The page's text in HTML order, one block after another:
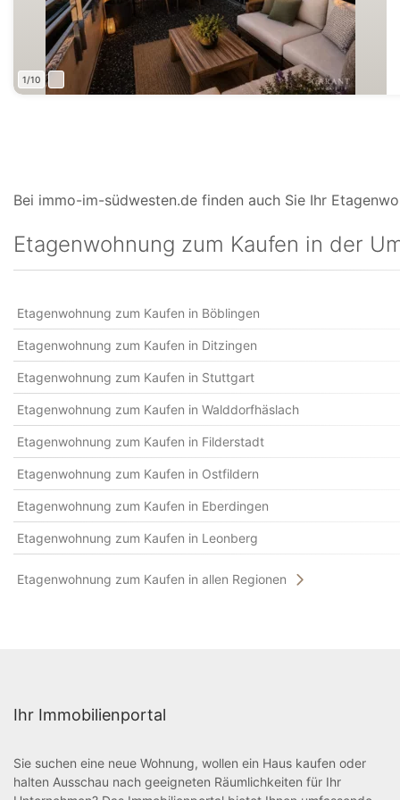
1/10
Bei immo-im-südwesten.de finden auch Sie Ihr
Etagenwohnung zum Kaufen in der
Etagenwohnung zum Kaufen in Böblingen
Etagenwohnung zum Kaufen in Ditzingen
Etagenwohnung zum Kaufen in Stuttgart
Etagenwohnung zum Kaufen in Walddorfhäslach
Etagenwohnung zum Kaufen in Filderstadt
Etagenwohnung zum Kaufen in Ostfildern
Etagenwohnung zum Kaufen in Eberdingen
Etagenwohnung zum Kaufen in Leonberg
Etagenwohnung zum Kaufen in allen Regionen
Ihr Immobilienportal
Sie suchen eine neue Wohnung, wollen ein Haus kaufen oder
halten Ausschau nach geeigneten Räumlichkeiten für Ihr